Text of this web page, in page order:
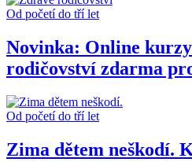
Od početí do tří let
Novinka: Online
rodičovství zdarma
Od početí do tří let
Zima dětem neškodí.